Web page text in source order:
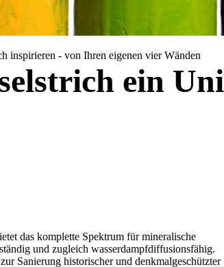
inspirieren - von Ihren eigenen vier Wänden
ein
das komplette Spektrum für mineralische
und zugleich wasserdampfdiffusionsfähig.
Sanierung historischer und denkmalgeschützter